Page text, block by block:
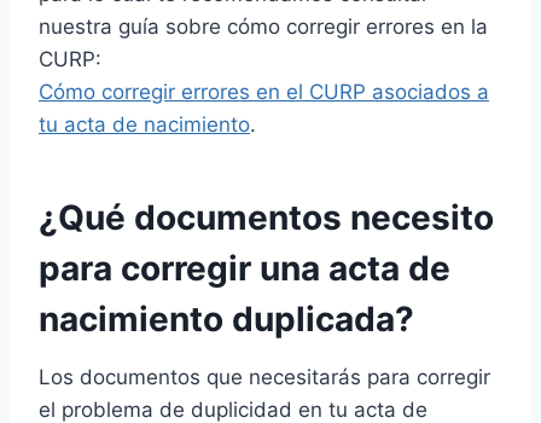
nuestra guía sobre cómo corregir errores en la
CURP:
Cómo corregir errores en el CURP asociados a
tu acta de nacimiento.
¿Qué documentos necesito
para corregir una acta de
nacimiento duplicada?
Los documentos que necesitarás para corregir
el problema de duplicidad en tu acta de